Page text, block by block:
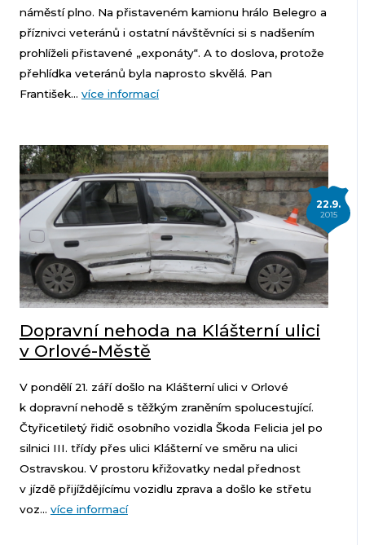
náměstí plno. Na přistaveném kamionu hrálo Belegro a
příznivci veteránů i ostatní návštěvníci si s nadšením
prohlíželi přistavené „exponáty“. A to doslova, protože
přehlídka veteránů byla naprosto skvělá. Pan
František... více informací
22.9.
2015
Dopravní nehoda na Klášterní ulici
v Orlové-Městě
V pondělí 21. září došlo na Klášterní ulici v Orlové
k dopravní nehodě s těžkým zraněním spolucestující.
Čtyřicetiletý řidič osobního vozidla Škoda Felicia jel po
silnici III. třídy přes ulici Klášterní ve směru na ulici
Ostravskou. V prostoru křižovatky nedal přednost
v jízdě přijíždějícímu vozidlu zprava a došlo ke střetu
voz... více informací